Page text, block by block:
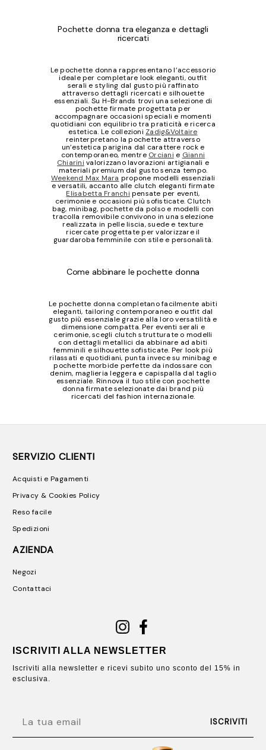
Pochette donna tra eleganza e dettagli
ricercati
Le pochette donna rappresentano l’accessorio
ideale per completare look eleganti, outfit
serali e styling dal gusto più raffinato
attraverso dettagli ricercati e silhouette
essenziali. Su H-Brands trovi una selezione di
pochette firmate progettata per
accompagnare occasioni speciali e momenti
quotidiani con equilibrio tra praticità e ricerca
estetica. Le collezioni Zadig&Voltaire
reinterpretano la pochette attraverso
un’estetica parigina dal carattere rock e
contemporaneo, mentre Orciani e Gianni
Chiarini valorizzano lavorazioni artigianali e
materiali premium dal gusto senza tempo.
Weekend Max Mara propone modelli essenziali
e versatili, accanto alle clutch eleganti firmate
Elisabetta Franchi pensate per eventi,
cerimonie e occasioni più sofisticate. Clutch
bag, minibag, pochette da polso e modelli con
tracolla removibile convivono in una selezione
realizzata in pelle liscia, suede e texture
ricercate progettate per valorizzare il
guardaroba femminile con stile e personalità.
Come abbinare le pochette donna
Le pochette donna completano facilmente abiti
eleganti, tailoring contemporaneo e outfit dal
gusto più essenziale grazie alla loro versatilità e
dimensione compatta. Per eventi serali e
cerimonie, scegli clutch strutturate o modelli
con dettagli metallici da abbinare ad abiti
femminili e silhouette sofisticate. Per look più
rilassati e quotidiani, punta invece su minibag e
pochette morbide perfette da indossare con
denim, maglieria leggera e capispalla dal taglio
essenziale. Rinnova il tuo stile con pochette
donna firmate selezionate dai brand più
ricercati del fashion internazionale.
SERVIZIO CLIENTI
Acquisti e Pagamenti
Privacy & Cookies Policy
Reso facile
Spedizioni
AZIENDA
Negozi
Contattaci
ISCRIVITI ALLA NEWSLETTER
Iscriviti alla newsletter e ricevi subito uno sconto del 15% in
esclusiva.
ISCRIVITI